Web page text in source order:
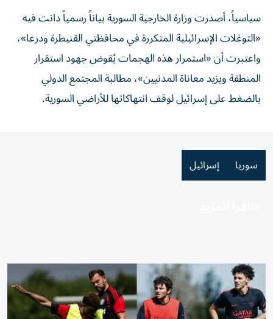
سياسياً، أصدرت وزارة الخارجية السورية بياناً رسمياً دانت فيه
«التوغلات الإسرائيلية المتكررة في محافظتي القنيطرة ودرعا»،
واعتبرت أن «استمرار هذه الهجمات يُقوض جهود استقرار
المنطقة ويزيد معاناة المدنيين»، مطالبة المجتمع الدولي
بالضغط على إسرائيل لوقف انتهاكاتها للأراضي السورية.
سوريا إسرائيل